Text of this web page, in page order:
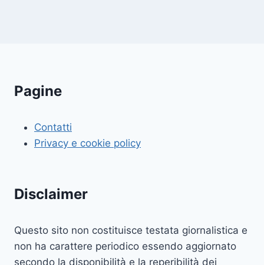
Pagine
Contatti
Privacy e cookie policy
Disclaimer
Questo sito non costituisce testata giornalistica e
non ha carattere periodico essendo aggiornato
secondo la disponibilità e la reperibilità dei